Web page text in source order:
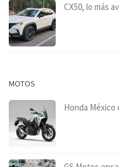
CX50, lo más
MOTOS
Honda México